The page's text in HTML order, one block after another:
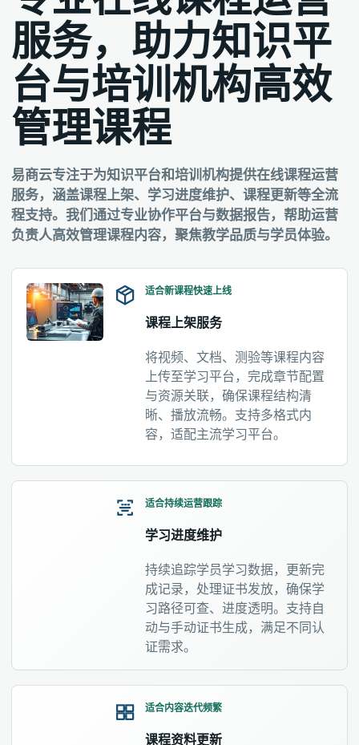
服务，助力知识平
台与培训机构高效
管理课程
易商云专注于为知识平台和培训机构提供在线课程运营
服务，涵盖课程上架、学习进度维护、课程更新等全流
程支持。我们通过专业协作平台与数据报告，帮助运营
负责人高效管理课程内容，聚焦教学品质与学员体验。
适合新课程快速上线
课程上架服务
将视频、文档、测验等课程内容
上传至学习平台，完成章节配置
与资源关联，确保课程结构清
晰、播放流畅。支持多格式内
容，适配主流学习平台。
适合持续运营跟踪
学习进度维护
持续追踪学员学习数据，更新完
成记录，处理证书发放，确保学
习路径可查、进度透明。支持自
动与手动证书生成，满足不同认
证需求。
适合内容迭代频繁
课程资料更新